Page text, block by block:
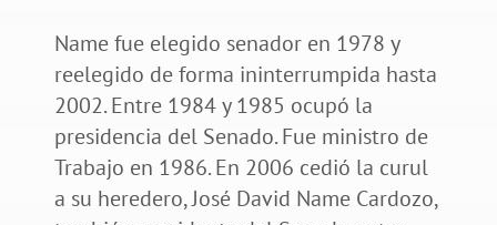
Name fue elegido senador en 1978 y
reelegido de forma ininterrumpida hasta
2002. Entre 1984 y 1985 ocupó la
presidencia del Senado. Fue ministro de
Trabajo en 1986. En 2006 cedió la curul
a su heredero, José David Name Cardozo,